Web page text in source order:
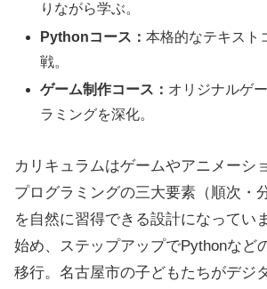
りながら学ぶ。
Pythonコース：本格的なテキスト
戦。
ゲーム制作コース： オリジナルゲ
ラミングを深化。
カリキュラムはゲームやアニメーシ
プログラミングの三大要素（順次・
を自然に習得できる設計になってい
始め、ステップアップでPythonなど
移行。名古屋市の子どもたちがデジ